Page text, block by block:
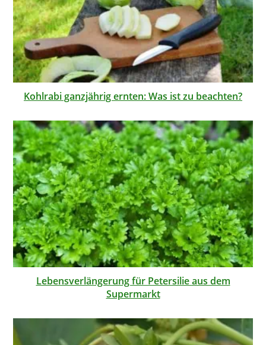
Kohlrabi ganzjährig ernten: Was ist zu beachten?
Lebensverlängerung für Petersilie aus dem
Supermarkt